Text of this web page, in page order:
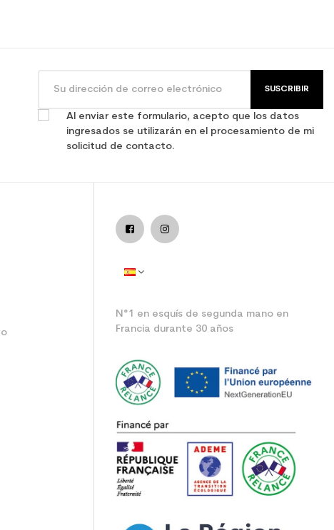
SUSCRIBIR
Al enviar este formulario, acepto que los datos
ingresados se utilizarán en el procesamiento de mi
solicitud de contacto.
N°1 en esquís de segunda mano en
Francia durante 30 años